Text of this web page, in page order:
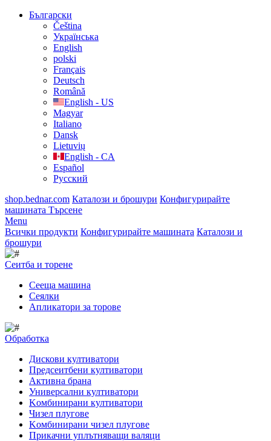
Български
Čeština
Українська
English
polski
Français
Deutsch
Română
English - US
Magyar
Italiano
Dansk
Lietuvių
English - CA
Español
Русский
shop.bednar.com Каталози и брошури Конфигурирайте
машината Търсене
Menu
Всички продукти Конфигурирайте машината Каталози и
брошури
Сеитба и торене
Cееща машина
Cеялки
Апликатори за торове
Обработка
Дискови култиватори
Предсеитбени култиватори
Активна брана
Универсални култиватори
Kомбинирани култиватори
Чизел плугове
Kомбинирани чизел плугове
Прикачни уплътняващи валяци